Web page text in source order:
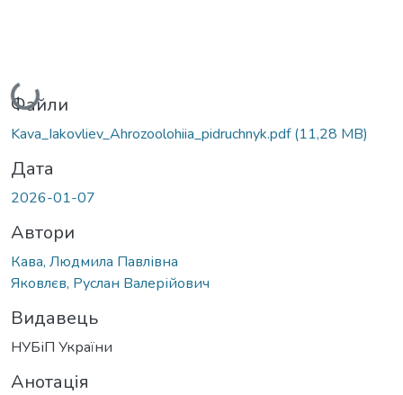
Вантажиться...
Файли
Kava_Iakovliev_Ahrozoolohiia_pidruchnyk.pdf(11,28 MB)
Дата
2026-01-07
Автори
Кава, Людмила Павлівна
Яковлєв, Руслан Валерійович
Видавець
НУБіП України
Анотація